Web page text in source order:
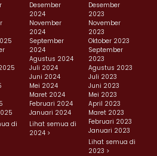
di
Desember
2024
November
2024
September
2024
Agustus 2024
Juli 2024
Juni 2024
Mei 2024
Maret 2024
Februari 2024
Januari 2024
Lihat semua di
2024 >
Desember
2023
November
2023
Oktober 2023
September
2023
Agustus 2023
Juli 2023
Juni 2023
Mei 2023
April 2023
Maret 2023
Februari 2023
Januari 2023
Lihat semua di
2023 >